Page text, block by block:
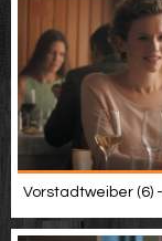
Vorstadtweiber (6)